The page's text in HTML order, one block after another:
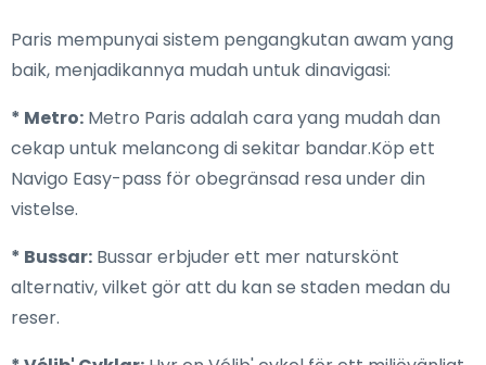
Paris mempunyai sistem pengangkutan awam yang
baik, menjadikannya mudah untuk dinavigasi:
* Metro: Metro Paris adalah cara yang mudah dan
cekap untuk melancong di sekitar bandar.Köp ett
Navigo Easy-pass för obegränsad resa under din
vistelse.
* Bussar: Bussar erbjuder ett mer naturskönt
alternativ, vilket gör att du kan se staden medan du
reser.